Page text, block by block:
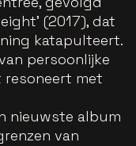
(2017), dat
katapulteert.
persoonlijke
resoneert met
nieuwste album
van